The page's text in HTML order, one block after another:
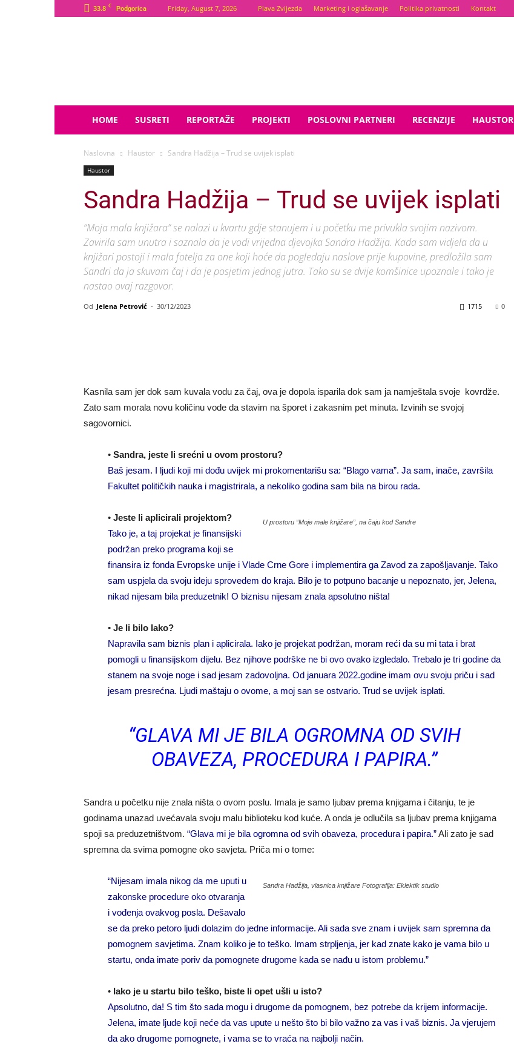
33.8 C Podgorica Friday, August 7, 2026 Plava Zvijezda Marketing i oglašavanje Politika privatnosti Kontakt
HOME SUSRETI REPORTAŽE PROJEKTI POSLOVNI PARTNERI RECENZIJE HAUSTOR
Naslovna Haustor Sandra Hadžija – Trud se uvijek isplati
Haustor
Sandra Hadžija – Trud se uvijek isplati
“Moja mala knjižara” se nalazi u kvartu gdje stanujem i u početku me privukla svojim nazivom.
Zavirila sam unutra i saznala da je vodi vrijedna djevojka Sandra Hadžija. Kada sam vidjela da u
knjižari postoji i mala fotelja za one koji hoće da pogledaju naslove prije kupovine, predložila sam
Sandri da ja skuvam čaj i da je posjetim jednog jutra. Tako su se dvije komšinice upoznale i tako je
nastao ovaj razgovor.
Od Jelena Petrović - 30/12/2023 0
1715
Kasnila sam jer dok sam kuvala vodu za čaj, ova je dopola isparila dok sam ja namještala svoje kovrdže.
Zato sam morala novu količinu vode da stavim na šporet i zakasnim pet minuta. Izvinih se svojoj
sagovornici.
• Sandra, jeste li srećni u ovom prostoru?
Baš jesam. I ljudi koji mi dođu uvijek mi prokomentarišu sa: “Blago vama”. Ja sam, inače, završila
Fakultet političkih nauka i magistrirala, a nekoliko godina sam bila na birou rada.
U prostoru “Moje male knjižare”, na čaju kod Sandre
• Jeste li aplicirali projektom?
Tako je, a taj projekat je finansijski
podržan preko programa koji se
finansira iz fonda Evropske unije i Vlade Crne Gore i implementira ga Zavod za zapošljavanje. Tako
sam uspjela da svoju ideju sprovedem do kraja. Bilo je to potpuno bacanje u nepoznato, jer, Jelena,
nikad nijesam bila preduzetnik! O biznisu nijesam znala apsolutno ništa!
• Je li bilo lako?
Napravila sam biznis plan i aplicirala. Iako je projekat podržan, moram reći da su mi tata i brat
pomogli u finansijskom dijelu. Bez njihove podrške ne bi ovo ovako izgledalo. Trebalo je tri godine da
stanem na svoje noge i sad jesam zadovoljna. Od januara 2022.godine imam ovu svoju priču i sad
jesam presrećna. Ljudi maštaju o ovome, a moj san se ostvario. Trud se uvijek isplati.
“GLAVA MI JE BILA OGROMNA OD SVIH
OBAVEZA, PROCEDURA I PAPIRA.”
Sandra u početku nije znala ništa o ovom poslu. Imala je samo ljubav prema knjigama i čitanju, te je
godinama unazad uvećavala svoju malu biblioteku kod kuće. A onda je odlučila sa ljubav prema knjigama
spoji sa preduzetništvom. “Glava mi je bila ogromna od svih obaveza, procedura i papira.”Ali zato je sad
spremna da svima pomogne oko savjeta. Priča mi o tome:
Sandra Hadžija, vlasnica knjižare Fotografija: Eklektik studio
“Nijesam imala nikog da me uputi u
zakonske procedure oko otvaranja
i vođenja ovakvog posla. Dešavalo
se da preko petoro ljudi dolazim do jedne informacije. Ali sada sve znam i uvijek sam spremna da
pomognem savjetima. Znam koliko je to teško. Imam strpljenja, jer kad znate kako je vama bilo u
startu, onda imate poriv da pomognete drugome kada se nađu u istom problemu.”
• Iako je u startu bilo teško, biste li opet ušli u isto?
Apsolutno, da! S tim što sada mogu i drugome da pomognem, bez potrebe da krijem informacije.
Jelena, imate ljude koji neće da vas upute u nešto što bi bilo važno za vas i vaš biznis. Ja vjerujem
da ako drugome pomognete, i vama se to vraća na najbolji način.